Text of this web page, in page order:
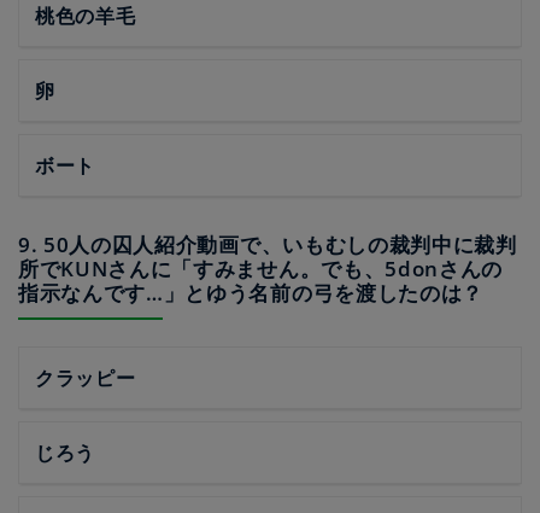
桃色の羊毛
卵
ボート
9. 50人の囚人紹介動画で、いもむしの裁判中に裁判
所でKUNさんに「すみません。でも、5donさんの
指示なんです…」とゆう名前の弓を渡したのは？
クラッピー
じろう